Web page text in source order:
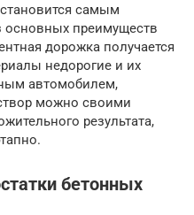
самым
преимуществ
дорожка получается
недорогие и их
автомобилем,
можно своими
результата,
бетонных